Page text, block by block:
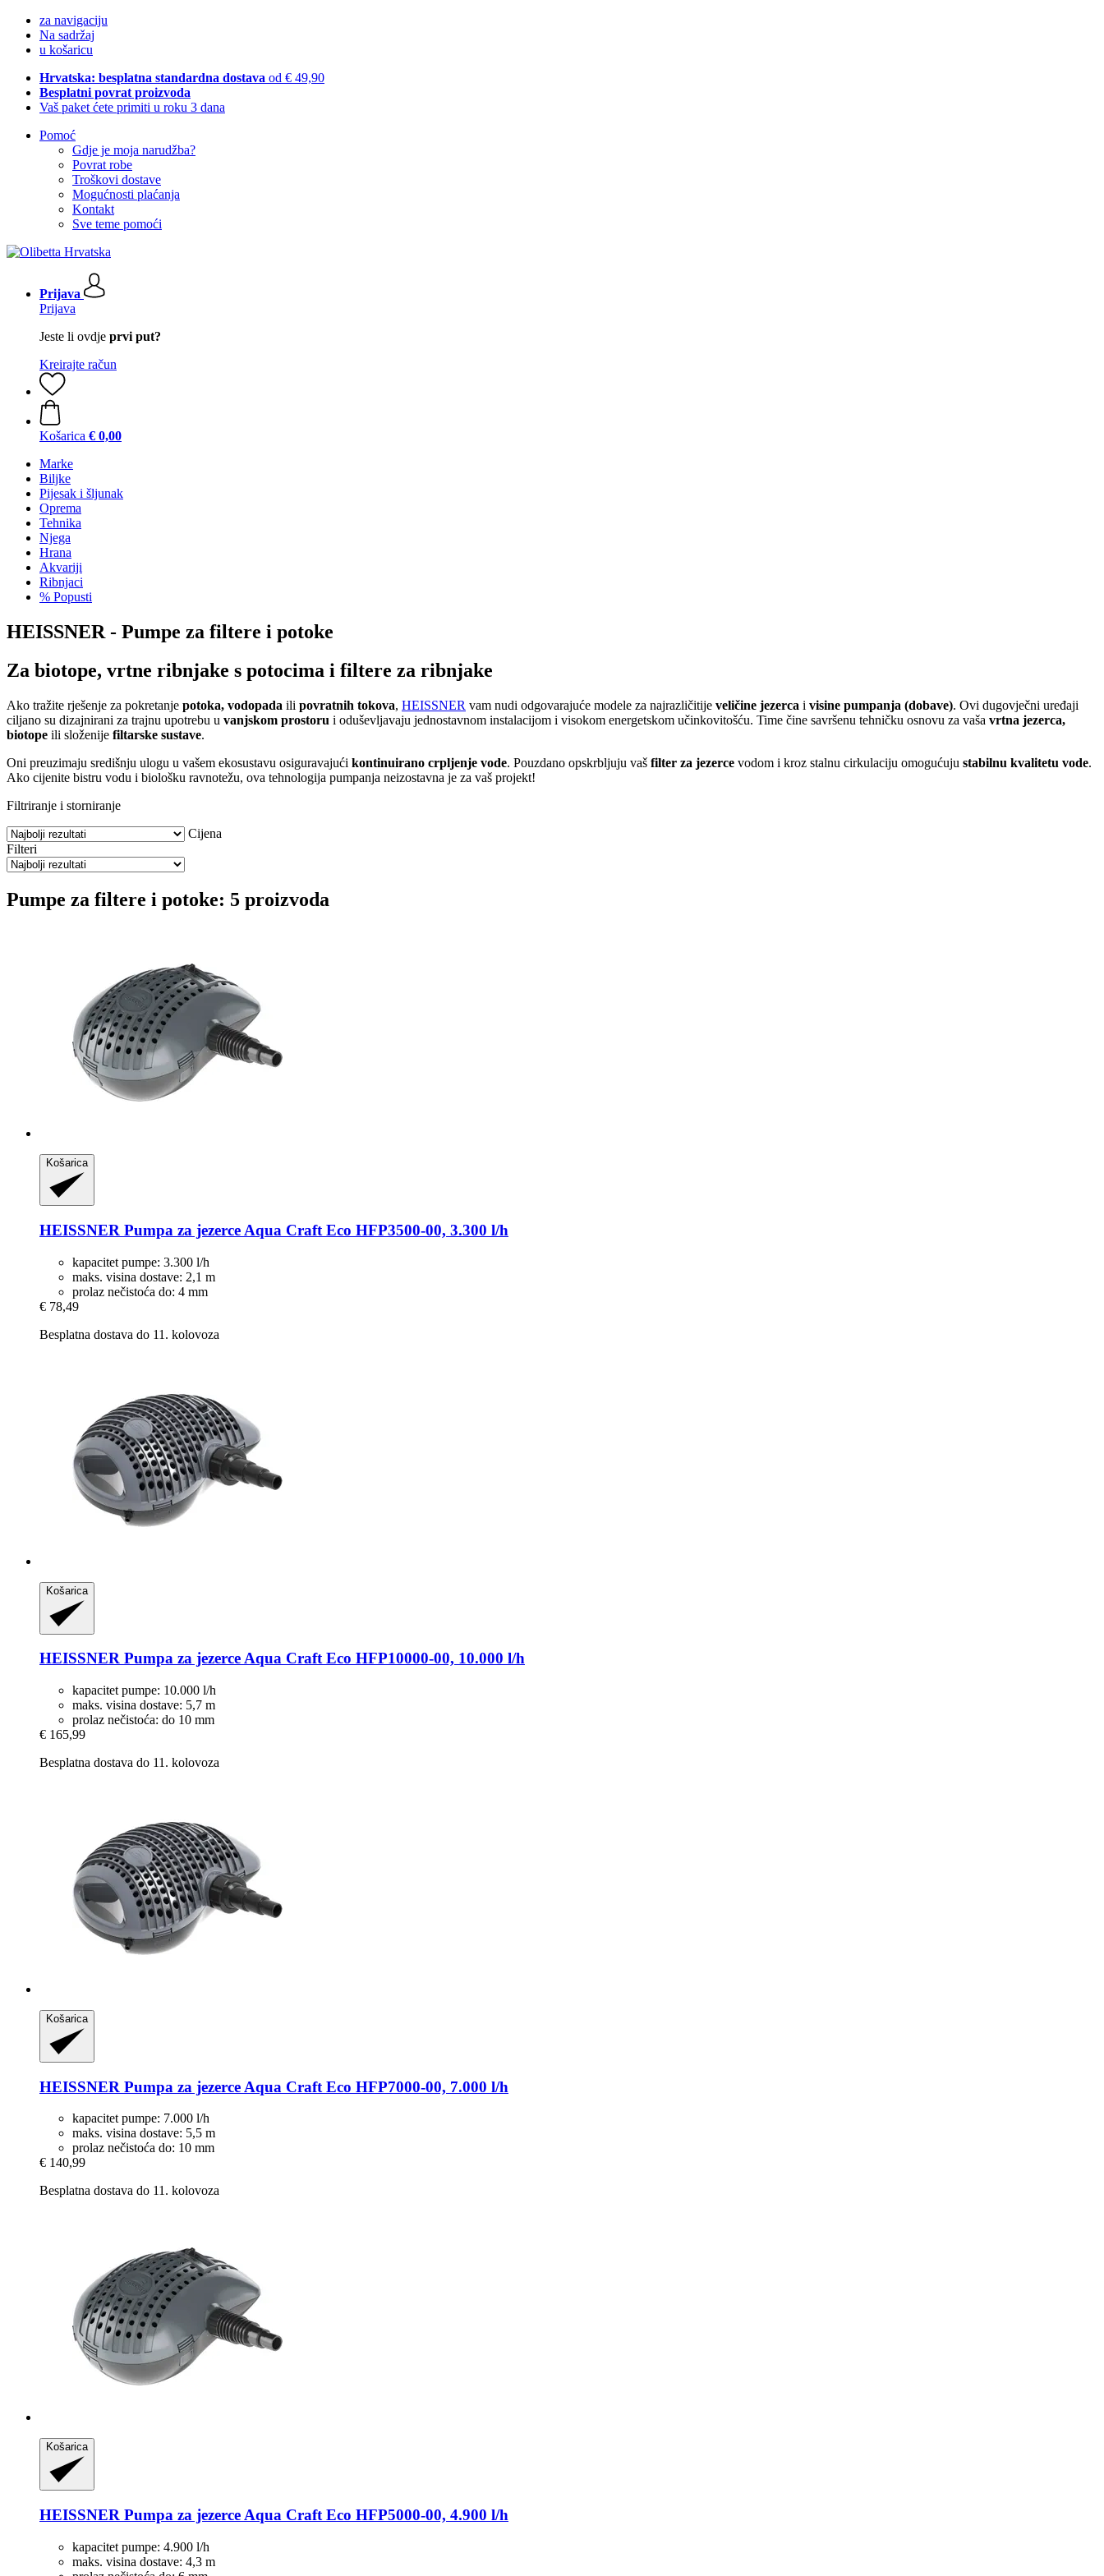
za navigaciju
Na sadržaj
u košaricu
Hrvatska: besplatna standardna dostava od € 49,90
Besplatni povrat proizvoda
Vaš paket ćete primiti u roku 3 dana
Pomoć
Gdje je moja narudžba?
Povrat robe
Troškovi dostave
Mogućnosti plaćanja
Kontakt
Sve teme pomoći
Prijava
Prijava
Jeste li ovdje prvi put?
Kreirajte račun
Košarica € 0,00
Marke
Biljke
Pijesak i šljunak
Oprema
Tehnika
Njega
Hrana
Akvariji
Ribnjaci
% Popusti
HEISSNER - Pumpe za filtere i potoke
Za biotope, vrtne ribnjake s potocima i filtere za ribnjake
Ako tražite rješenje za pokretanje potoka, vodopada ili povratnih tokova, HEISSNER vam nudi odgovarajuće modele za najrazličitije veličine jezerca i visine pumpanja (dobave). Ovi dugovječni uređaji
ciljano su dizajnirani za trajnu upotrebu u vanjskom prostoru i oduševljavaju jednostavnom instalacijom i visokom energetskom učinkovitošću. Time čine savršenu tehničku osnovu za vaša vrtna jezerca,
biotope ili složenije filtarske sustave.
Oni preuzimaju središnju ulogu u vašem ekosustavu osiguravajući kontinuirano crpljenje vode. Pouzdano opskrbljuju vaš filter za jezerce vodom i kroz stalnu cirkulaciju omogućuju stabilnu kvalitetu vode.
Ako cijenite bistru vodu i biološku ravnotežu, ova tehnologija pumpanja neizostavna je za vaš projekt!
Filtriranje i storniranje
Cijena
Filteri
Pumpe za filtere i potoke: 5 proizvoda
Košarica
HEISSNER Pumpa za jezerce Aqua Craft Eco HFP3500-​00, 3.300 l/h
kapacitet pumpe: 3.300 l/h
maks. visina dostave: 2,1 m
prolaz nečistoća do: 4 mm
€ 78,49
Besplatna dostava do 11. kolovoza
Košarica
HEISSNER Pumpa za jezerce Aqua Craft Eco HFP10000-​00, 10.000 l/h
kapacitet pumpe: 10.000 l/h
maks. visina dostave: 5,7 m
prolaz nečistoća: do 10 mm
€ 165,99
Besplatna dostava do 11. kolovoza
Košarica
HEISSNER Pumpa za jezerce Aqua Craft Eco HFP7000-​00, 7.000 l/h
kapacitet pumpe: 7.000 l/h
maks. visina dostave: 5,5 m
prolaz nečistoća do: 10 mm
€ 140,99
Besplatna dostava do 11. kolovoza
Košarica
HEISSNER Pumpa za jezerce Aqua Craft Eco HFP5000-​00, 4.900 l/h
kapacitet pumpe: 4.900 l/h
maks. visina dostave: 4,3 m